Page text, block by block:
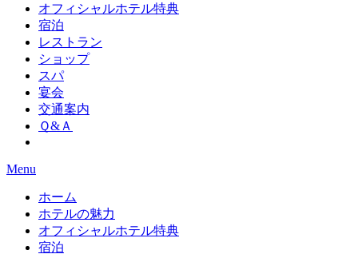
オフィシャルホテル特典
宿泊
レストラン
ショップ
スパ
宴会
交通案内
Ｑ&Ａ
Menu
ホーム
ホテルの魅力
オフィシャルホテル特典
宿泊